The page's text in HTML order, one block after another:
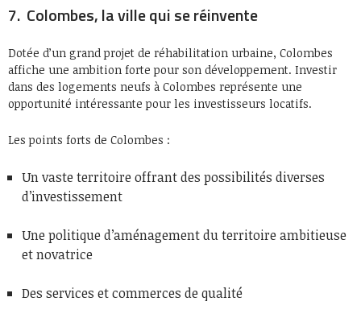
7. Colombes, la ville qui se réinvente
Dotée d’un grand projet de réhabilitation urbaine, Colombes
affiche une ambition forte pour son développement. Investir
dans des logements neufs à Colombes représente une
opportunité intéressante pour les investisseurs locatifs.
Les points forts de Colombes :
Un vaste territoire offrant des possibilités diverses
d’investissement
Une politique d’aménagement du territoire ambitieuse
et novatrice
Des services et commerces de qualité